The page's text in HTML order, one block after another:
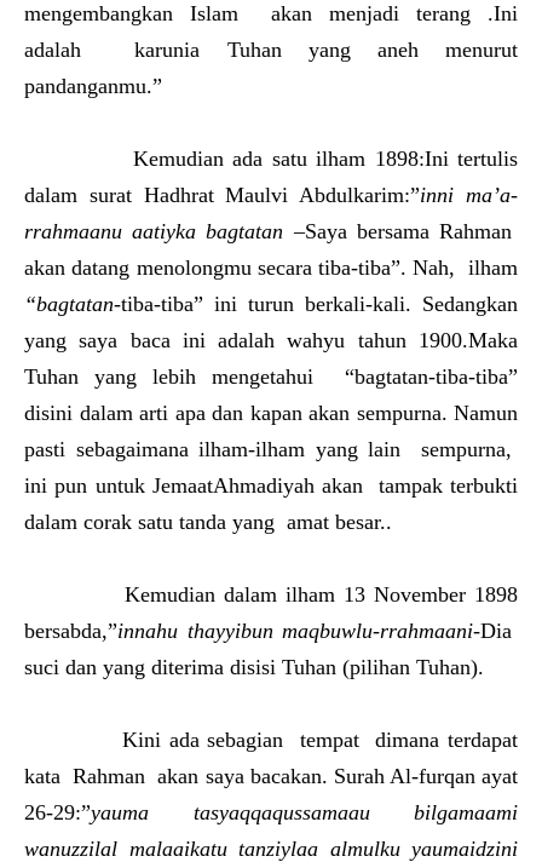
mengembangkan Islam akan menjadi terang .Ini
adalah karunia Tuhan yang aneh menurut
pandanganmu.”
Kemudian ada satu ilham 1898:Ini tertulis
dalam surat Hadhrat Maulvi Abdulkarim:”inni ma’a-
rrahmaanu aatiyka bagtatan –Saya bersama Rahman
akan datang menolongmu secara tiba-tiba”. Nah, ilham
“bagtatan-tiba-tiba” ini turun berkali-kali. Sedangkan
yang saya baca ini adalah wahyu tahun 1900.Maka
Tuhan yang lebih mengetahui “bagtatan-tiba-tiba”
disini dalam arti apa dan kapan akan sempurna. Namun
pasti sebagaimana ilham-ilham yang lain sempurna,
ini pun untuk JemaatAhmadiyah akan tampak terbukti
dalam corak satu tanda yang amat besar..
Kemudian dalam ilham 13 November 1898
bersabda,”innahu thayyibun maqbuwlu-rrahmaani-Dia
suci dan yang diterima disisi Tuhan (pilihan Tuhan).
Kini ada sebagian tempat dimana terdapat
kata Rahman akan saya bacakan. Surah Al-furqan ayat
26-29:”yauma tasyaqqaqussamaau bilgamaami
wanuzzilal malaaikatu tanziylaa almulku yaumaidzini